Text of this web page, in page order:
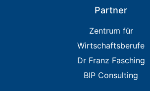
Partner
Zentrum für
Wirtschaftsberufe
Dr Franz Fasching
BIP Consulting